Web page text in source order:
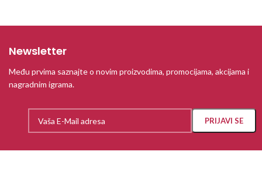
Newsletter
Među prvima saznajte o novim proizvodima, promocijama, akcijama i
nagradnim igrama.